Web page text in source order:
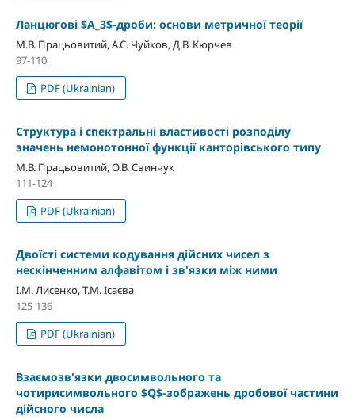
Ланцюгові $A_3$-дроби: основи метричної теорії
М.В. Працьовитий, А.С. Чуйков, Д.В. Кюрчев
97-110
PDF (Ukrainian)
Структура і спектральні властивості розподілу
значень немонотонної функції канторівського типу
М.В. Працьовитий, О.В. Свинчук
111-124
PDF (Ukrainian)
Двоїсті системи кодування дійсних чисел з
нескінченним алфавітом і зв'язки між ними
І.М. Лисенко, Т.М. Ісаєва
125-136
PDF (Ukrainian)
Взаємозв'язки двосимвольного та
чотирисимвольного $Q$-зображень дробової частини
дійсного числа